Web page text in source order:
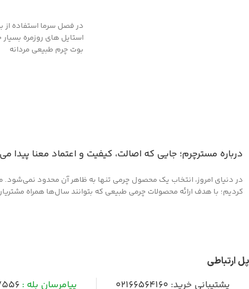
در فصل سرما استفاده از
استایل های روزمره
بوت چرم طبیعی مردانه
درباره مسترچرم؛ جایی که اصالت، کیفیت و اعتماد معنا پیدا
در دنیای امروز، انتخاب یک محصول چرمی تنها به ظاهر آن محدود نمی‌شود.
کردیم؛ با هدف ارائه محصولات چرمی طبیعی که بتوانند سال‌ها همراه
پل ارتباطی
پشتیبانی خرید: 02166564160 پیامرسان بله :